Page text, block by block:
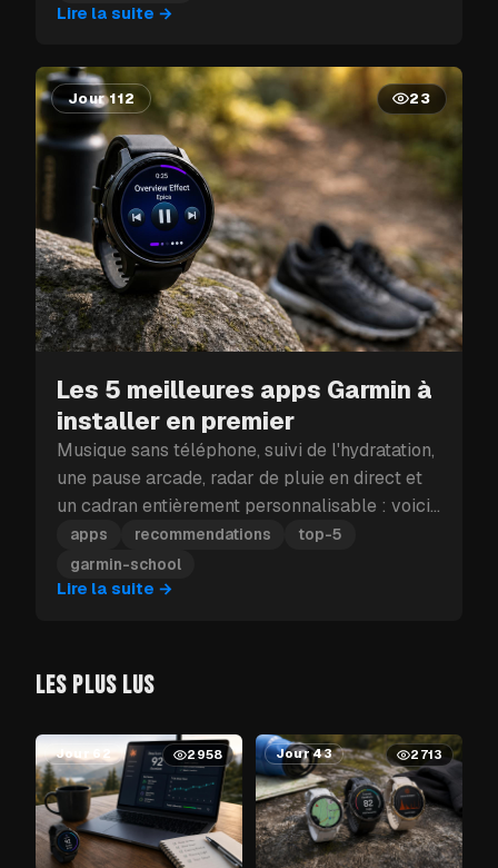
seule journée.
Lire la suite →
Jour 112 23
Les 5 meilleures apps Garmin à
installer en premier
Musique sans téléphone, suivi de l'hydratation,
une pause arcade, radar de pluie en direct et
un cadran entièrement personnalisable : voici
les cinq apps Garmin à installer en premier.
apps recommendations
top-5
garmin-school
Lire la suite →
LES PLUS LUS
Jour 62 2958 Jour 43 2713